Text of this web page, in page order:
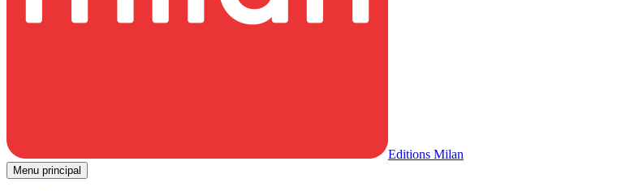
Editions Milan
Menu principal